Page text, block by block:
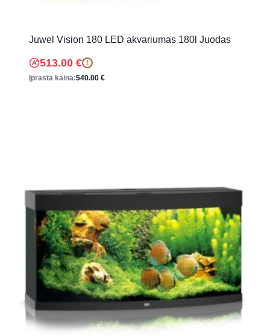
Juwel Vision 180 LED akvariumas 180l Juodas
513.00 € !
Įprasta kaina:540.00 €